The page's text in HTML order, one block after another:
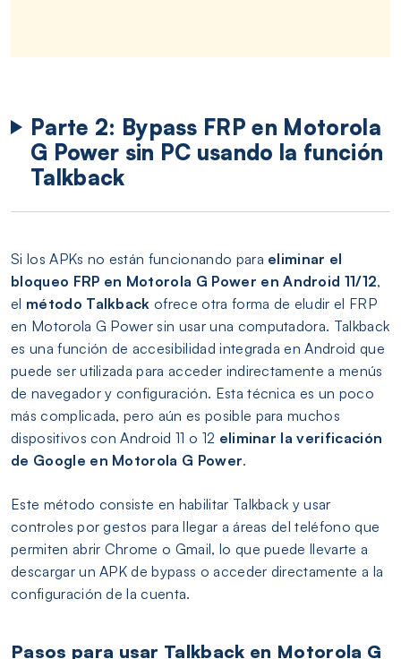
Parte 2: Bypass FRP en Motorola
G Power sin PC usando la función
Talkback
Si los APKs no están funcionando para eliminar el
bloqueo FRP en Motorola G Power en Android 11/12,
el método Talkback ofrece otra forma de eludir el FRP
en Motorola G Power sin usar una computadora. Talkback
es una función de accesibilidad integrada en Android que
puede ser utilizada para acceder indirectamente a menús
de navegador y configuración. Esta técnica es un poco
más complicada, pero aún es posible para muchos
dispositivos con Android 11 o 12 eliminar la verificación
de Google en Motorola G Power.
Este método consiste en habilitar Talkback y usar
controles por gestos para llegar a áreas del teléfono que
permiten abrir Chrome o Gmail, lo que puede llevarte a
descargar un APK de bypass o acceder directamente a la
configuración de la cuenta.
Pasos para usar Talkback en Motorola G